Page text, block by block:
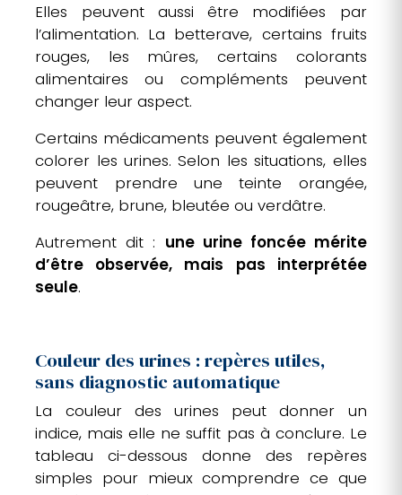
Elles peuvent aussi être modifiées par
l’alimentation. La betterave, certains fruits
rouges, les mûres, certains colorants
alimentaires ou compléments peuvent
changer leur aspect.
Certains médicaments peuvent également
colorer les urines. Selon les situations, elles
peuvent prendre une teinte orangée,
rougeâtre, brune, bleutée ou verdâtre.
Autrement dit : une urine foncée mérite
d’être observée, mais pas interprétée
seule.
Couleur des urines : repères utiles,
sans diagnostic automatique
La couleur des urines peut donner un
indice, mais elle ne suffit pas à conclure. Le
tableau ci-dessous donne des repères
simples pour mieux comprendre ce que